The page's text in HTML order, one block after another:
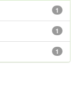
1
1
1